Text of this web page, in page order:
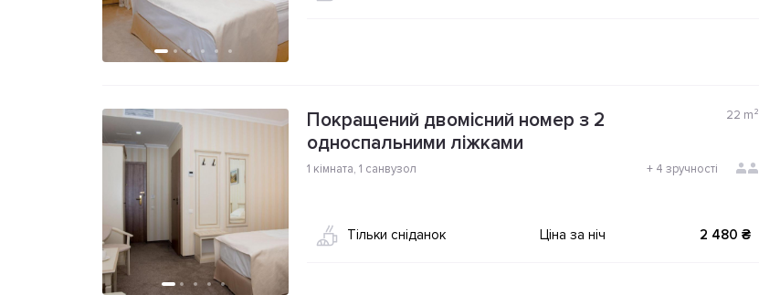
Покращений двомісний номер з 2
односпальними ліжками
22 m²
1 кімната, 1 санвузол + 4 зручності
Тільки сніданок Ціна за ніч 2 480 ₴